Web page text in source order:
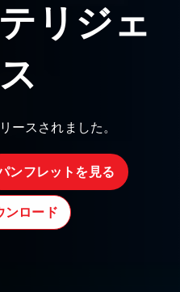
リジェ
ースされました。
ンフレットを見る
ンロード